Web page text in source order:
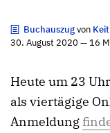
Buchauszugvon
30. August 2020 — 16
Heute um 23
als viertägige
Anmeldung